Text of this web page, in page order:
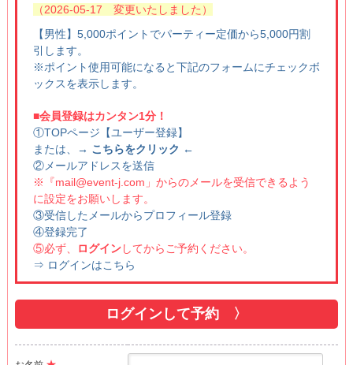
（2026-05-17 変更いたしました）
【男性】5,000ポイントでパーティー定価から5,000円割
引します。
※ポイント使用可能になると下記のフォームにチェックボ
ックスを表示します。
■会員登録はカンタン1分！
①TOPページ【ユーザー登録】
または、
→ こちらをクリック ←
②メールアドレスを送信
※『mail@event-j.com」からのメールを受信できるよう
に設定をお願いします。
③受信したメールからプロフィール登録
④登録完了
⑤必ず、
ログインしてからご予約ください。
⇒ ログインはこちら
ログインして予約 〉